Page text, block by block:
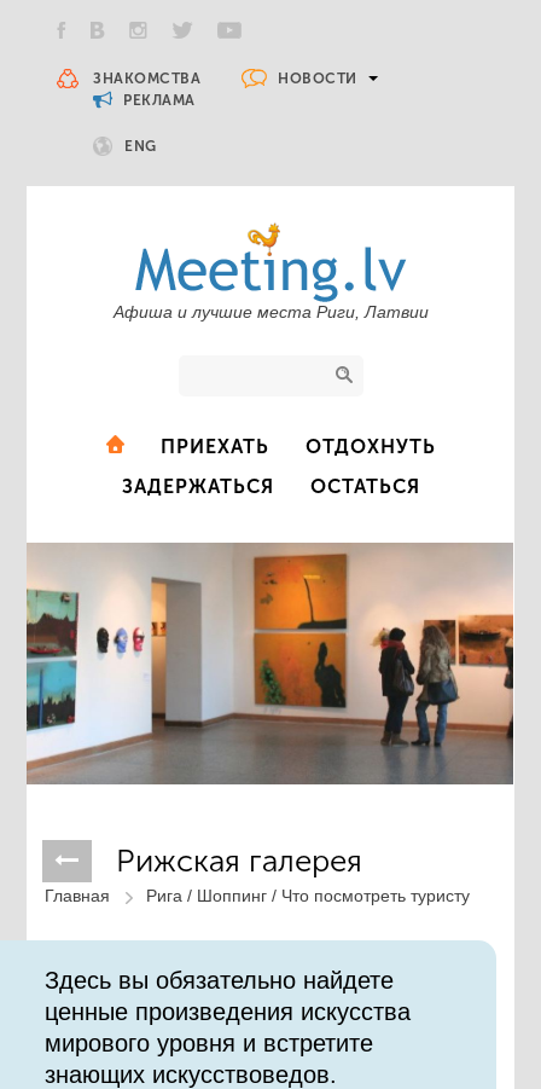
ЗНАКОМСТВА
НОВОСТИ
РЕКЛАМА
ENG
Афиша и лучшие места Риги, Латвии
ПРИЕХАТЬ
ОТДОХНУТЬ
ЗАДЕРЖАТЬСЯ
ОСТАТЬСЯ
Рижская галерея
Главная Рига / Шоппинг / Что посмотреть туристу
Здесь вы обязательно найдете
ценные произведения искусства
мирового уровня и встретите
знающих искусствоведов.